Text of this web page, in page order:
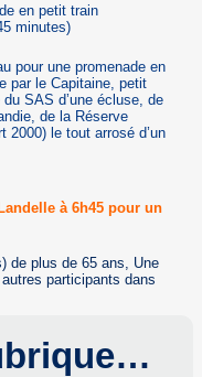
en petit train
minutes)
pour une promenade en
par le Capitaine, petit
SAS d’une écluse, de
de la Réserve
2000) le tout arrosé d’un
à 6h45 pour un
de plus de 65 ans, Une
participants dans